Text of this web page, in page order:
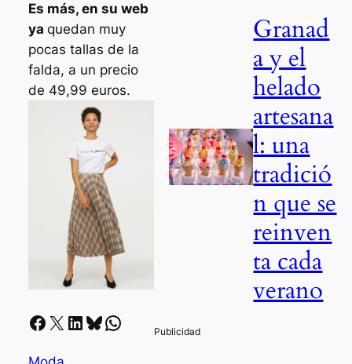
Es más, en su web
ya quedan muy
pocas tallas de la
falda, a un precio
de 49,99 euros.
Facebook X LinkedIn Bluesky Whatsapp
Granad
a y el
helado
artesana
l: una
tradició
n que se
reinven
ta cada
verano